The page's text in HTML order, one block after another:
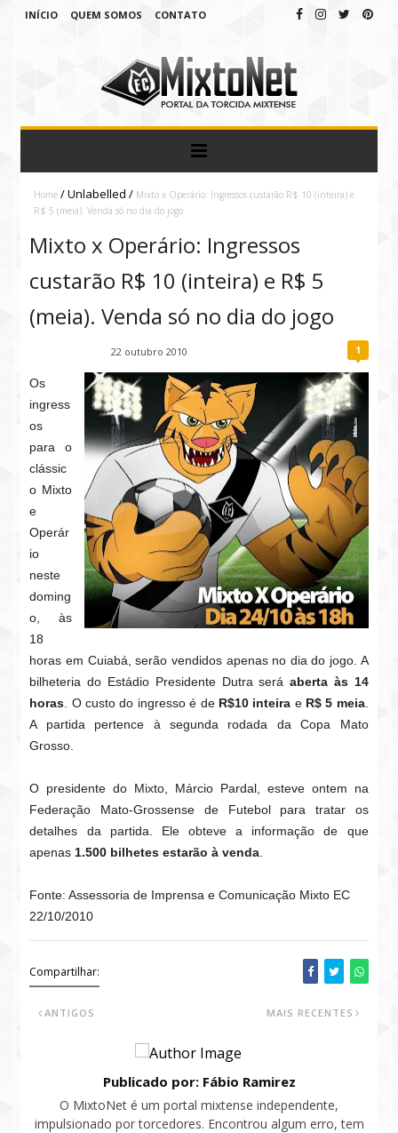
INÍCIO QUEM SOMOS CONTATO
Home /Unlabelled/ Mixto x Operário: Ingressos custarão R$ 10 (inteira) e
R$ 5 (meia). Venda só no dia do jogo
Mixto x Operário: Ingressos
custarão R$ 10 (inteira) e R$ 5
(meia). Venda só no dia do jogo
22 outubro 2010 1
Os
ingress
os
para o
clássic
o Mixto
e
Operár
io
neste
doming
o, às
18
horas em Cuiabá, serão vendidos apenas no dia do jogo. A
bilheteria do Estádio Presidente Dutra seráaberta às 14
horas . O custo do ingresso é de R$10 inteira eR$ 5 meia.
A partida pertence à segunda rodada da Copa Mato
Grosso.
O presidente do Mixto, Márcio Pardal, esteve ontem na
Federação Mato-Grossense de Futebol para tratar os
detalhes da partida. Ele obteve a informação de que
apenas 1.500 bilhetes estarão à venda
Fonte: Assessoria de Imprensa e Comunicação Mixto EC
22/10/2010
Compartilhar:
MAIS RECENTES
ANTIGOS
Publicado por: Fábio Ramirez
O MixtoNet é um portal mixtense independente,
impulsionado por torcedores. Encontrou algum erro, tem